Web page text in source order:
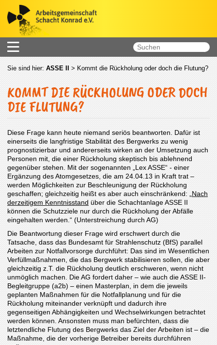
Sie sind hier: ASSE II > Kommt die Rückholung oder doch die Flutung?
KOMMT DIE RÜCKHOLUNG ODER DOCH
DIE FLUTUNG?
Diese Frage kann heute niemand seriös beantworten. Dafür ist
einerseits die langfristige Stabilität des Bergwerks zu wenig
prognostizierbar und andererseits wirken an der Umsetzung auch
Personen mit, die einer Rückholung skeptisch bis ablehnend
gegenüber stehen. Mit der sogenannten „Lex ASSE“ - einer
Ergänzung des Atomgesetzes, die am 24.04.13 in Kraft trat –
werden Möglichkeiten zur Beschleunigung der Rückholung
geschaffen; gleichzeitig heißt es aber auch einschränkend: „ Nach
derzeitigem Kenntnisstand über die Schachtanlage ASSE II
können die Schutzziele nur durch die Rückholung der Abfälle
eingehalten werden.“ (Unterstreichung durch AG)
Die Beantwortung dieser Frage wird erschwert durch die
Tatsache, dass das Bundesamt für Strahlenschutz (BfS) parallel
Arbeiten zur Notfallvorsorge durchführt: Das sind im Wesentlichen
Verfüllmaßnahmen, die das Bergwerk stabilisieren sollen, die aber
gleichzeitig z.T. die Rückholung deutlich erschweren, wenn nicht
unmöglich machen. Die AG fordert daher – wie auch die ASSE II-
Begleitgruppe (a2b) – einen Masterplan, in dem die jeweils
geplanten Maßnahmen für die Notfallplanung und für die
Rückholung miteinander verknüpft und dadurch ihre
gegenseitigen Abhängigkeiten und Wechselwirkungen betrachtet
werden können. Ansonsten muss man befürchten, dass die
letztendliche Flutung des Bergwerks das Ziel der Arbeiten ist – die
Maßnahme, die der vorherige Betreiber bereits durchführen